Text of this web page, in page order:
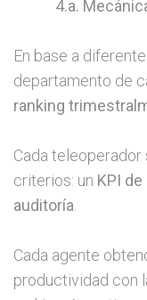
4.a.
En base a
departamento de
ranking
Cada teleoperador
criterios: un KPI
auditoría
Cada agente
productividad con